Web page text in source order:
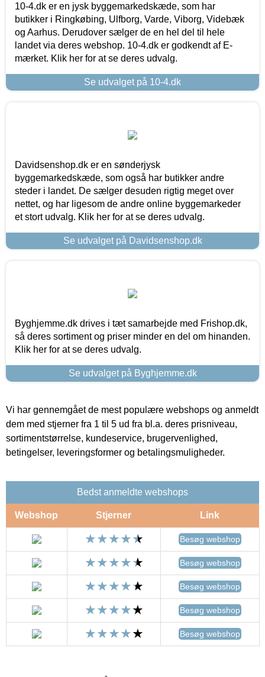
10-4.dk er en jysk byggemarkedskæde, som har
butikker i Ringkøbing, Ulfborg, Varde, Viborg, Videbæk
og Aarhus. Derudover sælger de en hel del til hele
landet via deres webshop. 10-4.dk er godkendt af E-
mærket. Klik her for at se deres udvalg.
Se udvalget på 10-4.dk
Davidsenshop.dk er en sønderjysk
byggemarkedskæde, som også har butikker andre
steder i landet. De sælger desuden rigtig meget over
nettet, og har ligesom de andre online byggemarkeder
et stort udvalg. Klik her for at se deres udvalg.
Se udvalget på Davidsenshop.dk
Byghjemme.dk drives i tæt samarbejde med Frishop.dk,
så deres sortiment og priser minder en del om hinanden.
Klik her for at se deres udvalg.
Se udvalget på Byghjemme.dk
Vi har gennemgået de mest populære webshops og anmeldt
dem med stjerner fra 1 til 5 ud fra bl.a. deres prisniveau,
sortimentstørrelse, kundeservice, brugervenlighed,
betingelser, leveringsformer og betalingsmuligheder.
Bedst anmeldte webshops
Webshop Stjerner Link
Besøg webshop
Besøg webshop
Besøg webshop
Besøg webshop
Besøg webshop